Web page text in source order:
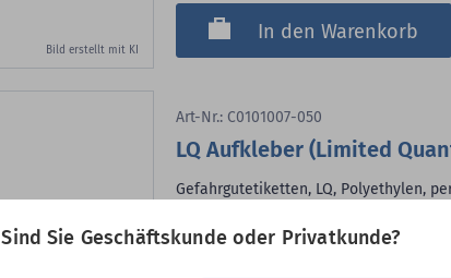
Sind Sie Geschäftskunde oder Privatkunde?
Bild erstellt mit KI
In den Warenkorb
Art-Nr.: C0101007-050
LQ Aufkleber (Limited
Gefahrgutetiketten, LQ, Polyethylen,
Material:Polyethylen